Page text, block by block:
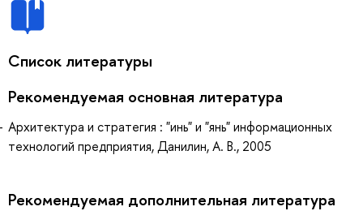
Список литературы
Рекомендуемая основная литература
Архитектура и стратегия : "инь" и "янь" информационных
технологий предприятия, Данилин, А. В., 2005
Рекомендуемая дополнительная литература